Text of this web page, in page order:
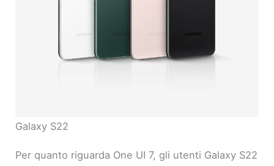
Galaxy S22
Per quanto riguarda One UI 7, gli utenti Galaxy S22